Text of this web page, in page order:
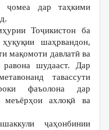
ҷомеа дар таҳкими
Тоҷикистон ба
шаҳрвандон,
мақомоти давлатӣ ва
шудааст. Дар
тавассути
фаъолона дар
меъёрҳои ахлоқӣ ва
ҷаҳонбинии